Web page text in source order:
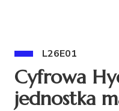
L26E01
Cyfrowa
jednostka